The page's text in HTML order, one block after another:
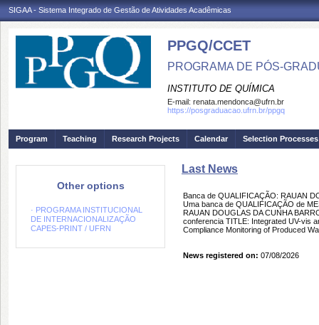
SIGAA - Sistema Integrado de Gestão de Atividades Acadêmicas
PPGQ/CCET
PROGRAMA DE PÓS-
INSTITUTO DE QUÍMICA
E-mail: renata.mendonca@ufrn.br
https://posgraduacao.ufrn.br/ppgq
Program Teaching Research Projects Calendar Selection Processes
Other options
· PROGRAMA INSTITUCIONAL
DE INTERNACIONALIZAÇÃO
CAPES-PRINT / UFRN
Last News
Banca de QUALIFICAÇÃO: RAUAN
Uma banca de QUALIFICAÇÃO de
RAUAN DOUGLAS DA CUNHA
conferencia TITLE: Integrated UV-vis
Compliance Monitoring of Produced
News registered on: 07/08/2026